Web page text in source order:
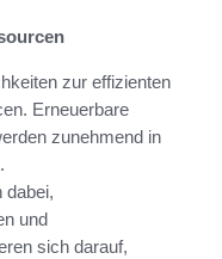
zur effizienten
Erneuerbare
zunehmend in
dabei,
und
sich darauf,